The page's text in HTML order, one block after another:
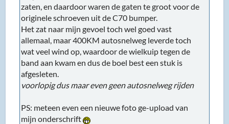
zaten, en daardoor waren de gaten te groot voor de
originele schroeven uit de C70 bumper.
Het zat naar mijn gevoel toch wel goed vast
allemaal, maar 400KM autosnelweg leverde toch
wat veel wind op, waardoor de wielkuip tegen de
band aan kwam en dus de boel best een stuk is
afgesleten.
voorlopig dus maar even geen autosnelweg rijden
PS: meteen even een nieuwe foto ge-upload van
mijn onderschrift